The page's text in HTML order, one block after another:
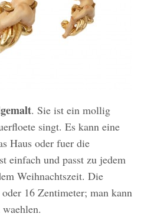
. Sie ist ein mollig
singt. Es kann eine
Haus oder fuer die
einfach und passt zu jedem
Weihnachtszeit. Die
16 Zentimeter; man kann